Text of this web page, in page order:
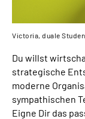
Victoria, duale
Du willst
strategische
moderne
sympathischen
Eigne Dir das